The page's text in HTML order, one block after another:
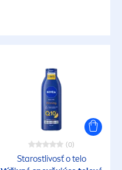
(0)
Starostlivosť o telo